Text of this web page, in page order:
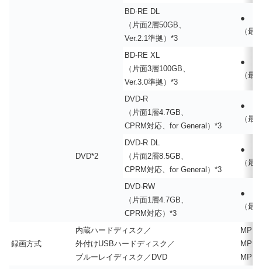
BD-RE DL
（片面2層50GB、
Ver.2.1準拠）*3
●
（最
BD-RE XL
（片面3層100GB、
Ver.3.0準拠）*3
●
（最
DVD*2
DVD-R
（片面1層4.7GB、
CPRM対応、for General）*3
●
（最
DVD-R DL
（片面2層8.5GB、
CPRM対応、for General）*3
●
（最
DVD-RW
（片面1層4.7GB、
CPRM対応）*3
●
（最
録画方式
内蔵ハードディスク／
外付けUSBハードディスク／
ブルーレイディスク／DVD